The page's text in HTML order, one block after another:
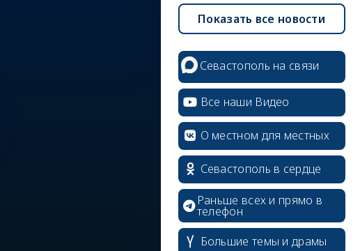
Показать все новости
Севастополь на связи
Все наши Видео
О местном для местных
Севастополь в сердце
Раньше всех и прямо в
телефон
Большие темы и драмы